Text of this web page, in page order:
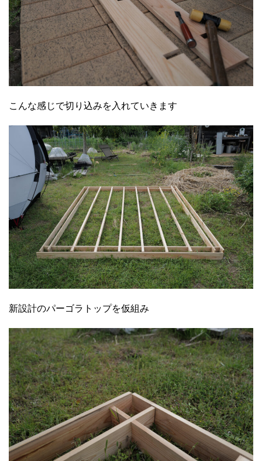
こんな感じで切り込みを入れていきます
新設計のパーゴラトップを仮組み